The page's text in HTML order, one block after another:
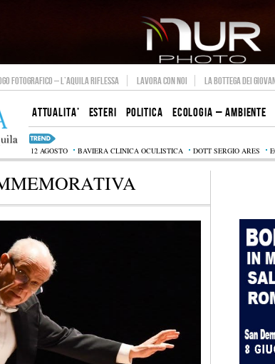
FOTOGRAFICO – L’AQUILA RIFLESSA LAVORA CON NOI LA BOTTEGA DEI
ATTUALITA’ ESTERI POLITICA ECOLOGIA – AMBIENTE
12 AGOSTO BAVIERA CLINICA OCULISTICA DOTT SERGIO ARES